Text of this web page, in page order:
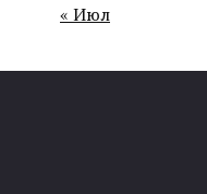
« Июл